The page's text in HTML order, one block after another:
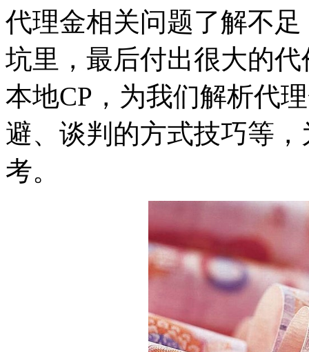
代理金相关问题了解不
坑里，最后付出很大的
本地CP，为我们解析代
避、谈判的方式技巧等
考。